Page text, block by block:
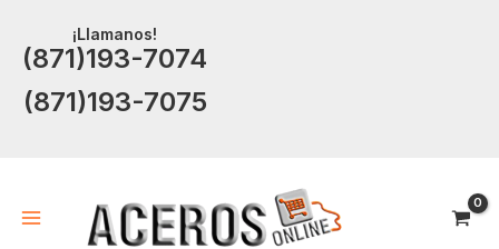
contenido
¡Llamanos!
(871)193-7074
(871)193-7075